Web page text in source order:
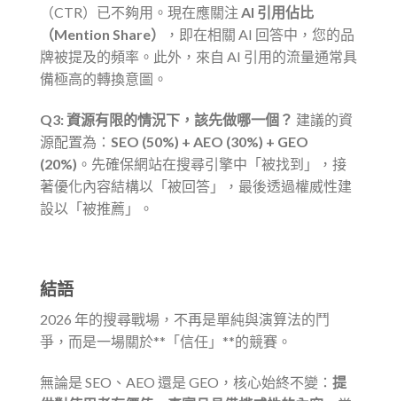
（CTR）已不夠用。現在應關注 AI 引用佔比
（Mention Share）
，即在相關 AI 回答中，您的品
牌被提及的頻率。此外，來自 AI 引用的流量通常具
備極高的轉換意圖。
Q3: 資源有限的情況下，該先做哪一個？ 建議的資
源配置為： SEO (50%) + AEO (30%) + GEO
(20%) 。先確保網站在搜尋引擎中「被找到」，接
著優化內容結構以「被回答」，最後透過權威性建
設以「被推薦」。
結語
2026 年的搜尋戰場，不再是單純與演算法的鬥
爭，而是一場關於**「信任」**的競賽。
無論是 SEO、AEO 還是 GEO，核心始終不變： 提